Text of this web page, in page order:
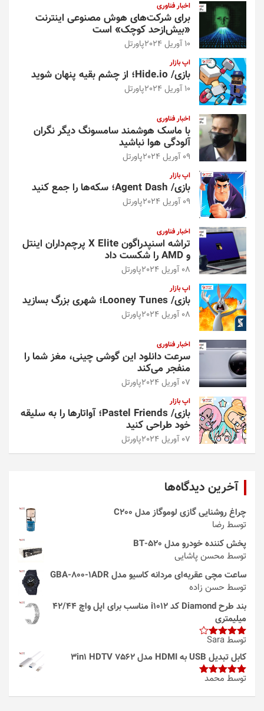
اخبار فناوری
برای شرکت‌های هوش مصنوعی اینترنت
«بیش‌از‌حد کوچک» است
10 آوریل 2024 پاورتل
اپ بازار
بازی/ Hide.io؛ از چشم بقیه پنهان شوید
10 آوریل 2024 پاورتل
اخبار فناوری
با ماسک هوشمند سامسونگ دیگر نگران
آلودگی هوا نباشید
09 آوریل 2024 پاورتل
اپ بازار
بازی/ Agent Dash؛ سکه‌ها را جمع کنید
09 آوریل 2024 پاورتل
اخبار فناوری
تراشه اسنپدراگون X Elite پرچم‌داران اینتل
و AMD را شکست داد
08 آوریل 2024 پاورتل
اپ بازار
بازی/ Looney Tunes؛ شهری بزرگ بسازید
08 آوریل 2024 پاورتل
اخبار فناوری
سرعت دانلود این گوشی چینی، مغز شما را
منفجر می‌کند
07 آوریل 2024 پاورتل
اپ بازار
بازی/ Pastel Friends؛ آواتارها را به سلیقه
خود طراحی کنید
07 آوریل 2024 پاورتل
آخرین دیدگاه‌ها
چراغ روشنایی گازی لوموگاز مدل C200
توسط رضا
پخش کننده خودرو مدل 520-BT
توسط محسن پاشایی
ساعت مچی عقربه‌ای مردانه کاسیو مدل GBA-800-1ADR
توسط حسن زاده
بند طرح Diamond کد i1012 مناسب برای اپل واچ 42/44
میلیمتری
امتیاز4
از 5
توسط Sara
کابل تبدیل USB به HDMI مدل 3in1 HDTV 7562
امتیاز5از
توسط محمد